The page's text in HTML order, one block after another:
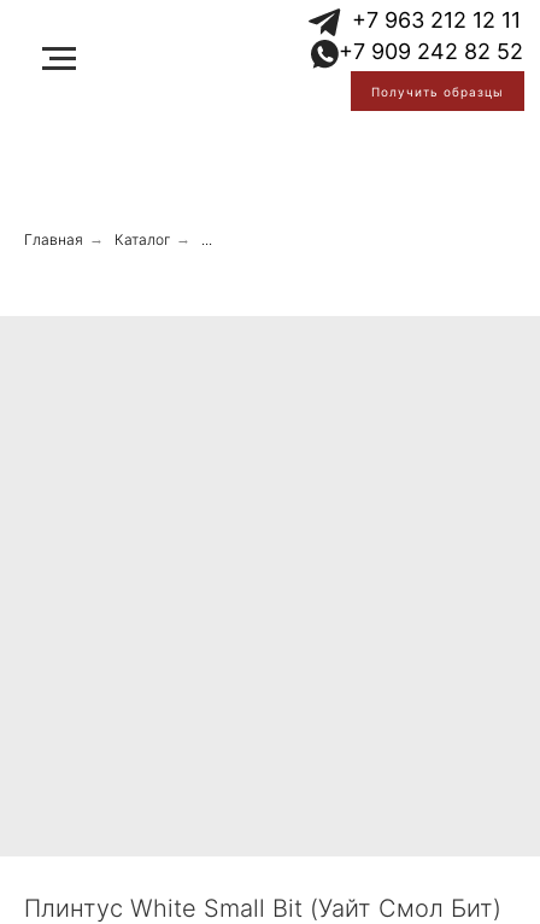
+7 963 212 12 11
+7 909 242 82 52
Получить образцы
Error get alias
Главная → Каталог → ...
Плинтус White Small Bit (Уайт Смол Бит)